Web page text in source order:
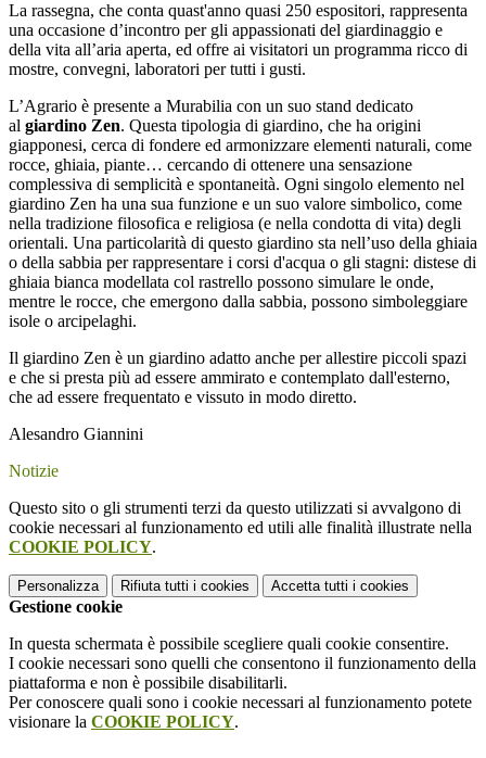
La rassegna, che conta quast'anno quasi 250 espositori, rappresenta
una occasione d’incontro per gli appassionati del giardinaggio e
della vita all’aria aperta, ed offre ai visitatori un programma ricco di
mostre, convegni, laboratori per tutti i gusti.
L’Agrario è presente a Murabilia con un suo stand dedicato
al giardino Zen. Questa tipologia di giardino, che ha origini
giapponesi, cerca di fondere ed armonizzare elementi naturali, come
rocce, ghiaia, piante… cercando di ottenere una sensazione
complessiva di semplicità e spontaneità. Ogni singolo elemento nel
giardino Zen ha una sua funzio­ne e un suo valore simbolico, come
nella tradizione filosofica e religiosa (e nella condot­ta di vita) degli
orientali. Una particolarità di questo giardino sta nell’uso della ghiaia
o della sabbia per rappresentare i corsi d'acqua o gli stagni: distese di
ghiaia bianca modellata col rastrello possono simulare le onde,
mentre le rocce, che emergono dalla sabbia, possono simboleggiare
isole o arcipelaghi.
Il giardino Zen è un giardino adatto anche per allestire piccoli spazi
e che si presta più ad essere ammirato e contemplato dall'esterno,
che ad essere frequentato e vissuto in modo diretto.
Alesandro Giannini
Notizie
Questo sito o gli strumenti terzi da questo utilizzati si avvalgono di
cookie necessari al funzionamento ed utili alle finalità illustrate nella
COOKIE POLICY.
Personalizza Rifiuta tutti i cookies Accetta tutti i cookies
Gestione cookie
In questa schermata è possibile scegliere quali cookie consentire.
I cookie necessari sono quelli che consentono il funzionamento della
piattaforma e non è possibile disabilitarli.
Per conoscere quali sono i cookie necessari al funzionamento potete
visionare la COOKIE POLICY.